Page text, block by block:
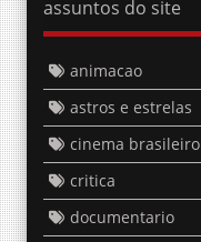
assuntos do site
animacao
astros e estrelas
cinema brasileiro
critica
documentario